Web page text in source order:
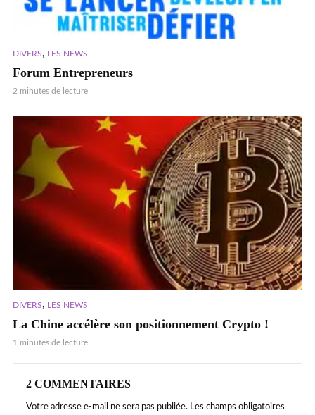
DIVERS, LES NEWS
Forum Entrepreneurs
2 minutes de lecture
DIVERS, LES NEWS
La Chine accélère son positionnement Crypto !
1 minutes de lecture
2 COMMENTAIRES
Votre adresse e-mail ne sera pas publiée. Les champs obligatoires